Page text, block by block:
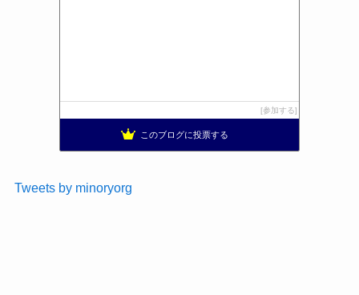
参加する
このブログに投票する
Tweets by minoryorg